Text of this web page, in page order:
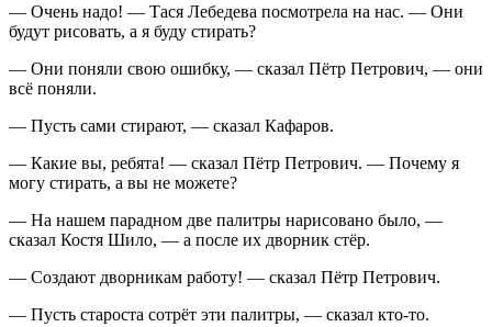
— Очень надо! — Тася Лебедева посмотрела на нас. — Они
будут рисовать, а я буду стирать?
— Они поняли свою ошибку, — сказал Пётр Петрович, — они
всё поняли.
— Пусть сами стирают, — сказал Кафаров.
— Какие вы, ребята! — сказал Пётр Петрович. — Почему я
могу стирать, а вы не можете?
— На нашем парадном две палитры нарисовано было, —
сказал Костя Шило, — а после их дворник стёр.
— Создают дворникам работу! — сказал Пётр Петрович.
— Пусть староста сотрёт эти палитры, — сказал кто-то.